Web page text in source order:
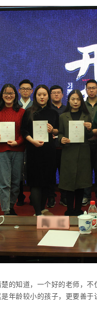
的知道，一个好的老师，
年龄较小的孩子，更要善